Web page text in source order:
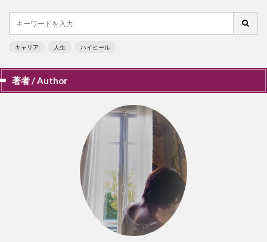
キャリア 人生 ハイヒール
著者 / Author